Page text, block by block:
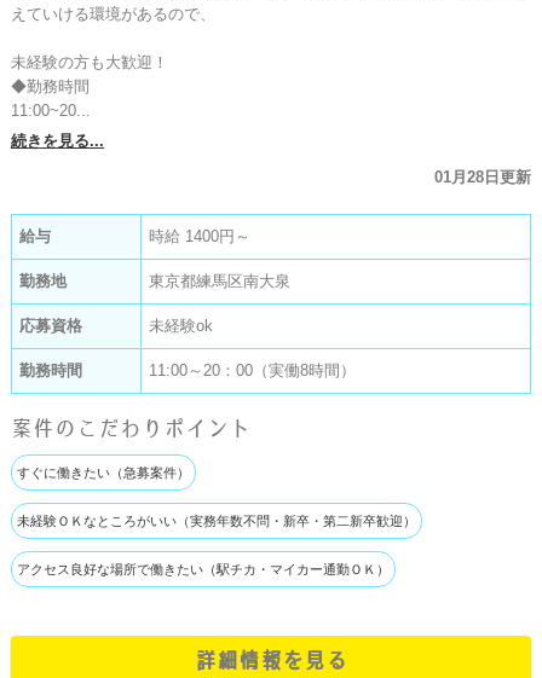
えていける環境があるので、
未経験の方も大歓迎！
◆勤務時間
11:00~20...
続きを見る...
01月28日更新
給与 時給 1400円～
勤務地 東京都練馬区南大泉
応募資格 未経験ok
勤務時間 11:00～20：00（実働8時間）
案件のこだわりポイント
すぐに働きたい（急募案件）
未経験ＯＫなところがいい（実務年数不問・新卒・第二新卒歓迎）
アクセス良好な場所で働きたい（駅チカ・マイカー通勤ＯＫ）
詳細情報を見る